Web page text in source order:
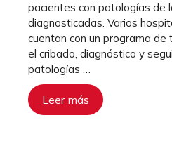
pacientes con patologías de
diagnosticadas. Varios
cuentan con un programa
el cribado, diagnóstico y
patologías …
Leer más